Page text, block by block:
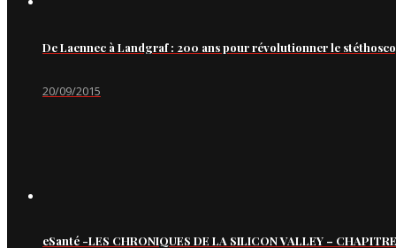
De Laennec à Landgraf : 200 ans pour révolutionner le
20/09/2015
eSanté -LES CHRONIQUES DE LA SILICON VALLEY –